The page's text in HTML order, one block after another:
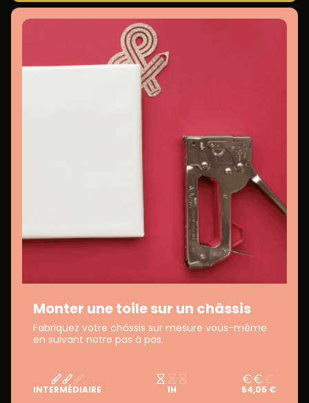
Monter une toile sur un châssis
Fabriquez votre châssis sur mesure vous-même
en suivant notre pas à pas.
INTERMÉDIAIRE 1H 54,05 €